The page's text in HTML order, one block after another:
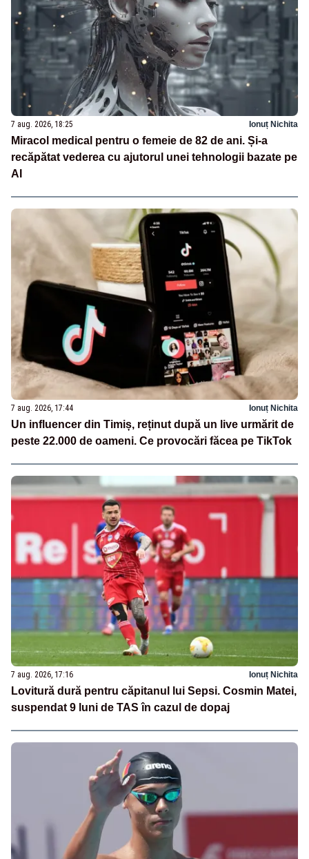
7 aug. 2026, 18:25 Ionuț Nichita
Miracol medical pentru o femeie de 82 de ani. Și-a
recăpătat vederea cu ajutorul unei tehnologii bazate pe
AI
7 aug. 2026, 17:44 Ionuț Nichita
Un influencer din Timiș, reținut după un live urmărit de
peste 22.000 de oameni. Ce provocări făcea pe TikTok
7 aug. 2026, 17:16 Ionuț Nichita
Lovitură dură pentru căpitanul lui Sepsi. Cosmin Matei,
suspendat 9 luni de TAS în cazul de dopaj